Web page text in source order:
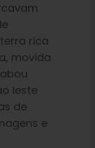
rica
movida
leste
de
e